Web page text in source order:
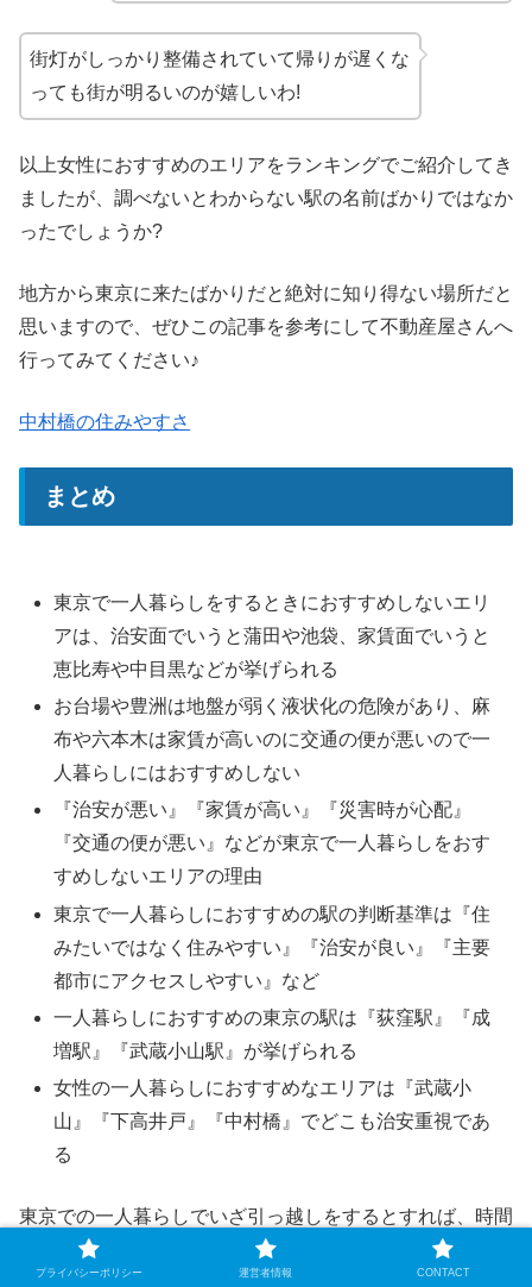
街灯がしっかり整備されていて帰りが遅くな
っても街が明るいのが嬉しいわ!
以上女性におすすめのエリアをランキングでご紹介してき
ましたが、調べないとわからない駅の名前ばかりではなか
ったでしょうか?
地方から東京に来たばかりだと絶対に知り得ない場所だと
思いますので、ぜひこの記事を参考にして不動産屋さんへ
行ってみてください♪
中村橋の住みやすさ
まとめ
東京で一人暮らしをするときにおすすめしないエリ
アは、治安面でいうと蒲田や池袋、家賃面でいうと
恵比寿や中目黒などが挙げられる
お台場や豊洲は地盤が弱く液状化の危険があり、麻
布や六本木は家賃が高いのに交通の便が悪いので一
人暮らしにはおすすめしない
『治安が悪い』『家賃が高い』『災害時が心配』
『交通の便が悪い』などが東京で一人暮らしをおす
すめしないエリアの理由
東京で一人暮らしにおすすめの駅の判断基準は『住
みたいではなく住みやすい』『治安が良い』『主要
都市にアクセスしやすい』など
一人暮らしにおすすめの東京の駅は『荻窪駅』『成
増駅』『武蔵小山駅』が挙げられる
女性の一人暮らしにおすすめなエリアは『武蔵小
山』『下高井戸』『中村橋』でどこも治安重視であ
る
東京での一人暮らしでいざ引っ越しをするとすれば、時間
やお金がかかるので、一番初めに住む場所はとっても大切
です。
プライバシーポリシー 運営者情報 CONTACT